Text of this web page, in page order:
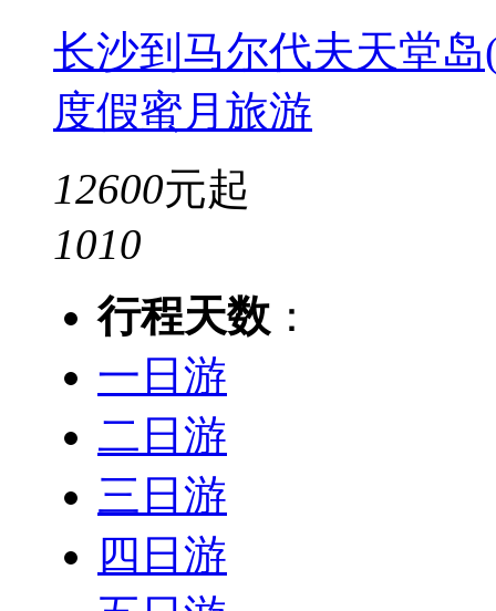
长沙到马尔代夫天堂
度假蜜月旅游
12600元起
1010
行程天数 ：
一日游
二日游
三日游
四日游